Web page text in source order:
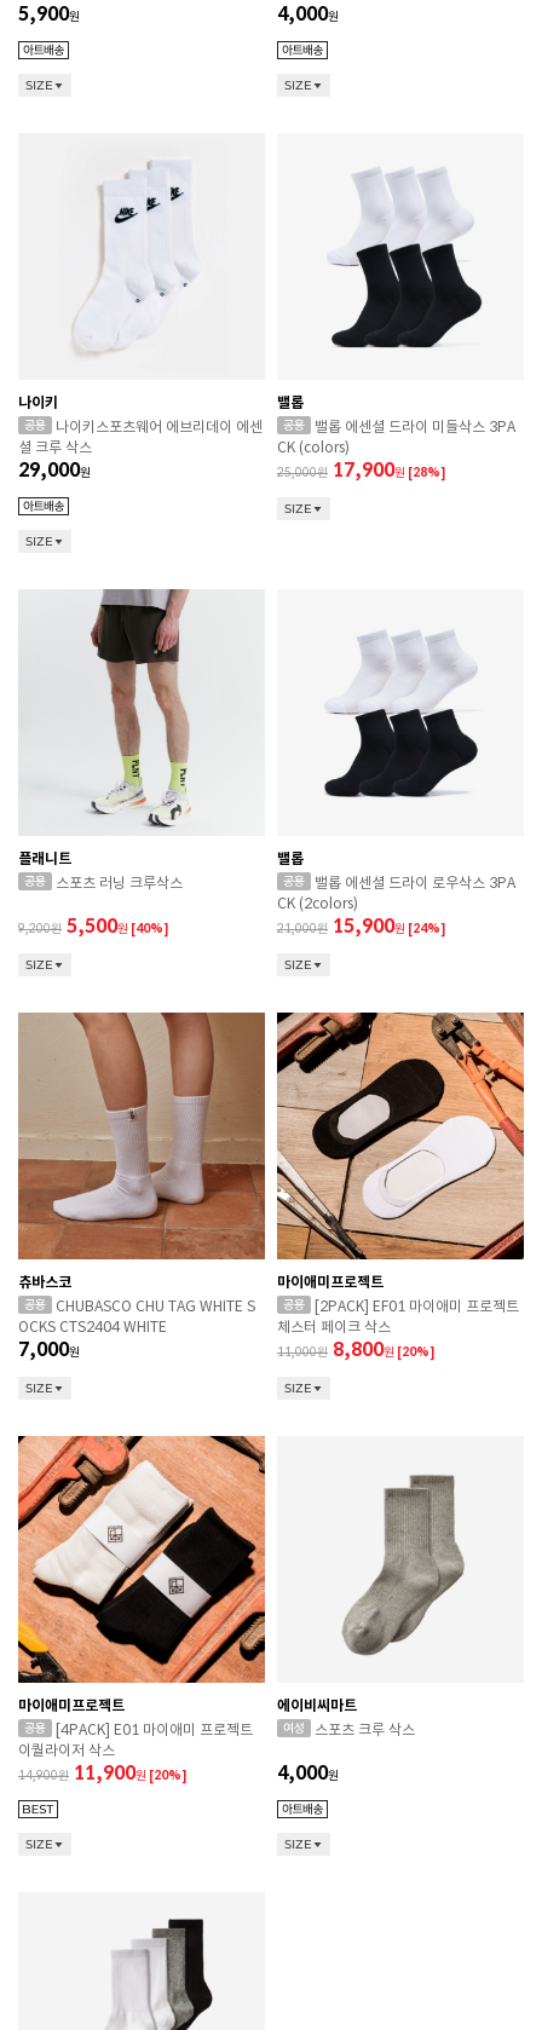
5,900원
SIZE
4,000원
SIZE
나이키
나이키스포츠웨어 에브리데이 에센
셜 크루 삭스
29,000원
SIZE
밸롭
밸롭 에센셜 드라이 미들삭스 3PA
CK (colors)
25,000 17,900원 [28%]
SIZE
플래니트
스포츠 러닝 크루삭스
9,200 5,500원 [40%]
SIZE
밸롭
밸롭 에센셜 드라이 로우삭스 3PA
CK (2colors)
21,000 15,900원 [24%]
SIZE
츄바스코
CHUBASCO CHU TAG WHITE S
OCKS CTS2404 WHITE
7,000원
SIZE
마이애미프로젝트
[2PACK] EF01 마이애미 프로젝트
체스터 페이크 삭스
11,000 8,800원 [20%]
SIZE
마이애미프로젝트
[4PACK] E01 마이애미 프로젝트
이퀄라이저 삭스
14,900 11,900원 [20%]
SIZE
에이비씨마트
스포츠 크루 삭스
4,000원
SIZE